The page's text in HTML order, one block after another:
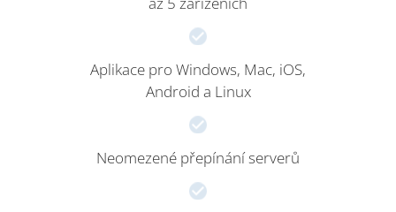
Aplikace pro Windows, Mac, iOS,
Android a Linux
Neomezené přepínání serverů